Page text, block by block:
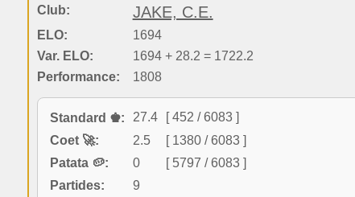
Club: JAKE, C.E.
ELO:
1694
Var. ELO:
1694 + 28.2 = 1722.2
Performance:
1808
Standard ♚: 27.4
[ 452 / 6083 ]
Coet 🚀:
2.5
[ 1380 / 6083 ]
Patata 🥔:
0
[ 5797 / 6083 ]
Partides:
9